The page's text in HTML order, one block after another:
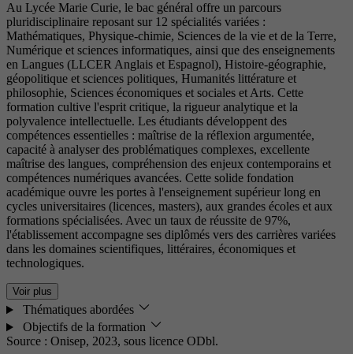
Au Lycée Marie Curie, le bac général offre un parcours
pluridisciplinaire reposant sur 12 spécialités variées :
Mathématiques, Physique-chimie, Sciences de la vie et de la Terre,
Numérique et sciences informatiques, ainsi que des enseignements
en Langues (LLCER Anglais et Espagnol), Histoire-géographie,
géopolitique et sciences politiques, Humanités littérature et
philosophie, Sciences économiques et sociales et Arts. Cette
formation cultive l'esprit critique, la rigueur analytique et la
polyvalence intellectuelle. Les étudiants développent des
compétences essentielles : maîtrise de la réflexion argumentée,
capacité à analyser des problématiques complexes, excellente
maîtrise des langues, compréhension des enjeux contemporains et
compétences numériques avancées. Cette solide fondation
académique ouvre les portes à l'enseignement supérieur long en
cycles universitaires (licences, masters), aux grandes écoles et aux
formations spécialisées. Avec un taux de réussite de 97%,
l'établissement accompagne ses diplômés vers des carrières variées
dans les domaines scientifiques, littéraires, économiques et
technologiques.
Voir plus
Thématiques abordées
Objectifs de la formation
Source : Onisep, 2023, sous licence ODbl.